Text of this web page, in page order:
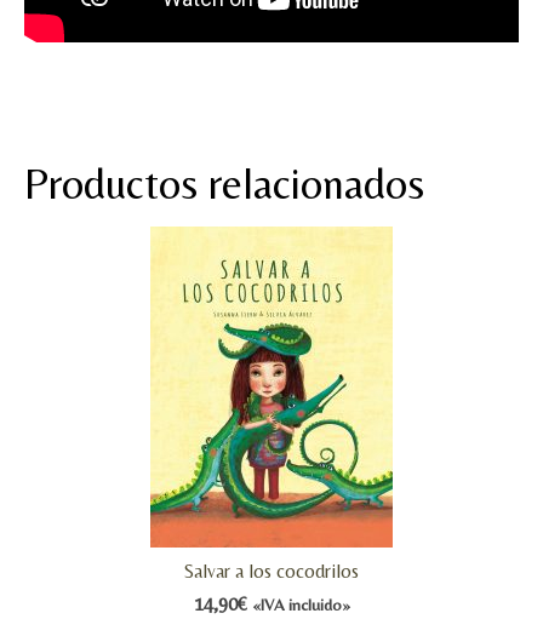
Productos relacionados
Salvar a los cocodrilos
14,90€ «IVA incluido»